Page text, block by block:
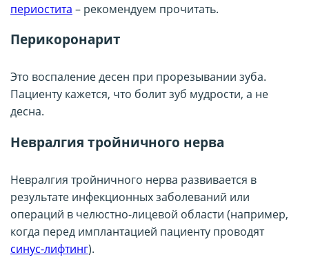
периостита – рекомендуем прочитать.
Перикоронарит
Это воспаление десен при прорезывании зуба.
Пациенту кажется, что болит зуб мудрости, а не
десна.
Невралгия тройничного нерва
Невралгия тройничного нерва развивается в
результате инфекционных заболеваний или
операций в челюстно-лицевой области (например,
когда перед имплантацией пациенту проводят
синус-лифтинг).